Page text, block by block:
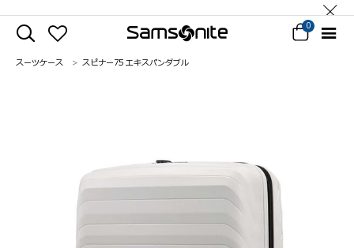
0
スーツケース スピナー75 エキスパンダブル